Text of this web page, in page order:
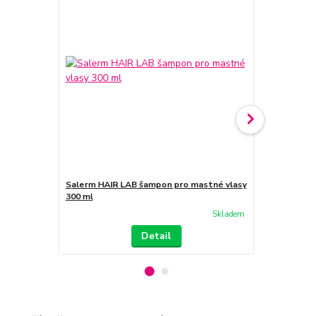
Salerm HAIR LAB šampon pro mastné vlasy
300 ml
Skladem
Detail